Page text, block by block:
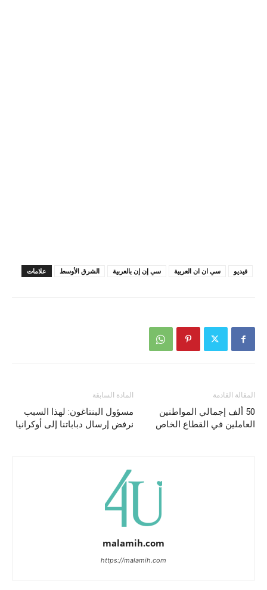
علامات الشرق الأوسط سي إن إن بالعربية سي ان ان العربية فيديو
المادة السابقة
مسؤول البنتاغون: لهذا السبب
نرفض إرسال دباباتنا إلى أوكرانيا
المقالة القادمة
50 ألف إجمالي المواطنين
العاملين في القطاع الخاص
malamih.com
https://malamih.com